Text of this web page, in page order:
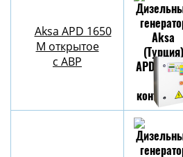
Aksa APD 1650
M открытое
с АВР